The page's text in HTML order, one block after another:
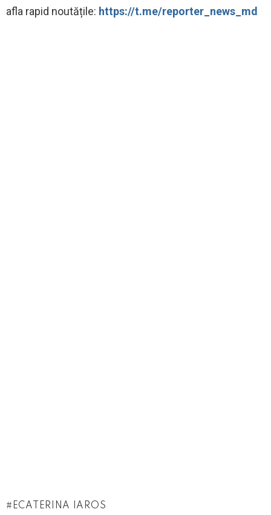
afla rapid noutățile: https://t.me/reporter_news_md
ECATERINA IAROS